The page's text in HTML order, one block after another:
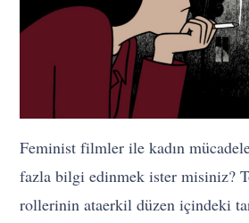
Feminist filmler ile kadın
fazla bilgi edinmek ister misiniz?
rollerinin ataerkil düzen içindeki